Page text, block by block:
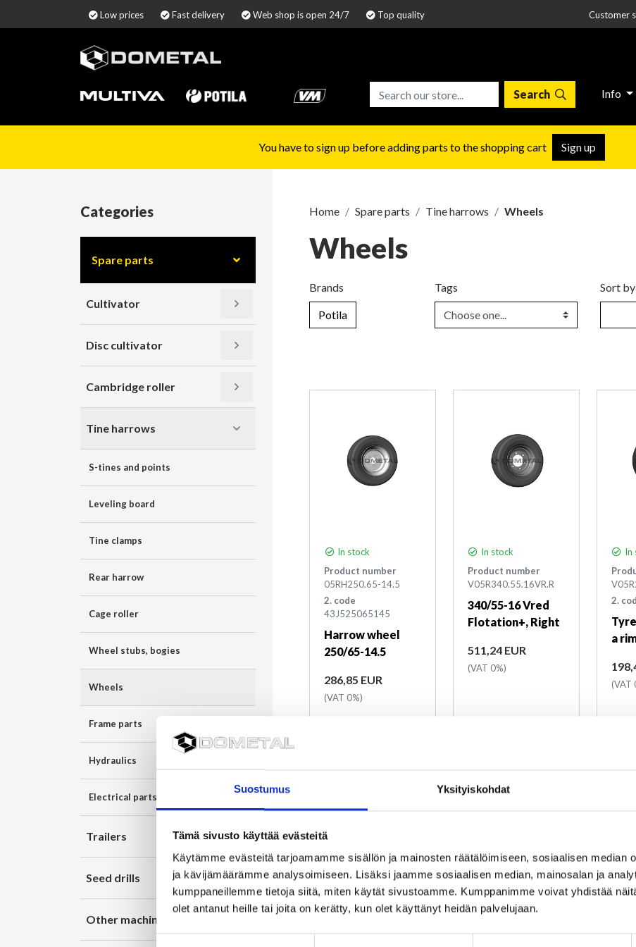
Suostumus Yksityiskohdat
Tämä sivusto käyttää evästeitä
Käytämme evästeitä tarjoamamme sisällön ja mainosten räätälöimiseen, sosiaalisen median
ja kävijämäärämme analysoimiseen. Lisäksi jaamme sosiaalisen median, mainosalan ja
kumppaneillemme tietoja siitä, miten käytät sivustoamme. Kumppanimme voivat yhdistää
olet antanut heille tai joita on kerätty, kun olet käyttänyt heidän palvelujaan.
Suostumuksen
Low prices Fast delivery Web shop is open 24/7 Top quality Customer
Search Info
You have to sign up before adding parts to the shopping cart Sign up
Categories
Spare parts
Cultivator
Disc cultivator
Cambridge roller
Tine harrows
S-tines and points
Leveling board
Tine clamps
Rear harrow
Cage roller
Wheel stubs, bogies
Wheels
Frame parts
Hydraulics
Electrical parts
Trailers
Seed drills
Other machines
Home Spare parts Tine harrows Wheels
Wheels
Brands
Potila
Tags Sort by
In stock
Product number
05RH250.65-14.5
2. code
43J525065145
Harrow wheel
250/65-14.5
Price
286,85 EUR
(VAT 0%)
In stock
Product number
V05R340.55.16VR.R
340/55-16 Vred
Flotation+, Right
Price
511,24 EUR
(VAT 0%)
In
2.
a
(VAT
Out of stock
Temporarily out of
Out of stock
Temporarily out of
In